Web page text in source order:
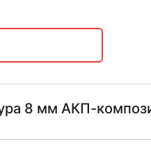
8 мм АКП-